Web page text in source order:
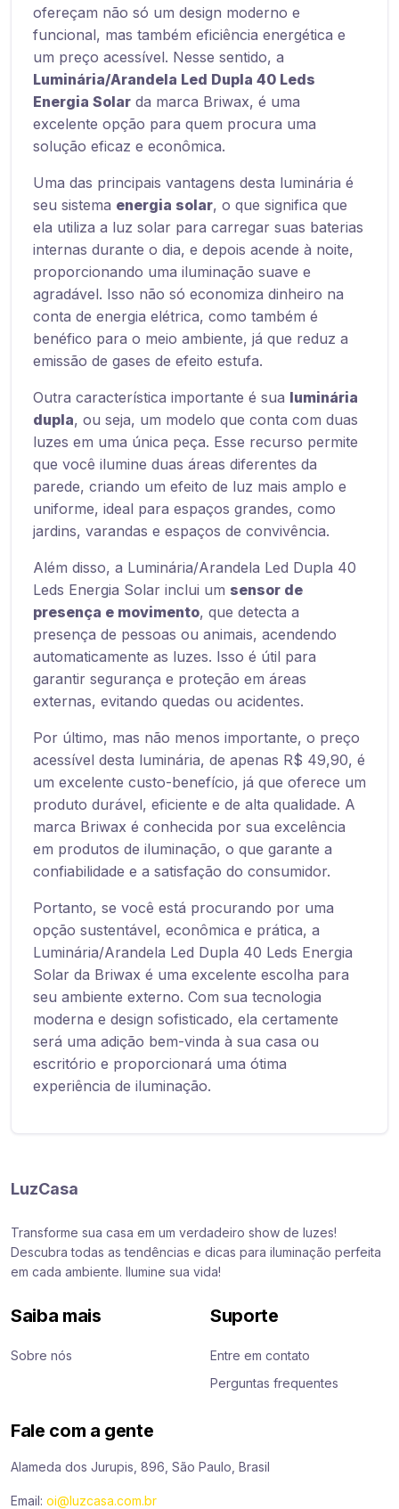
ofereçam não só um design moderno e
funcional, mas também eficiência energética e
um preço acessível. Nesse sentido, a
Luminária/Arandela Led Dupla 40 Leds
Energia Solar da marca Briwax, é uma
excelente opção para quem procura uma
solução eficaz e econômica.
Uma das principais vantagens desta luminária é
seu sistema energia solar, o que significa que
ela utiliza a luz solar para carregar suas baterias
internas durante o dia, e depois acende à noite,
proporcionando uma iluminação suave e
agradável. Isso não só economiza dinheiro na
conta de energia elétrica, como também é
benéfico para o meio ambiente, já que reduz a
emissão de gases de efeito estufa.
Outra característica importante é sua luminária
dupla, ou seja, um modelo que conta com duas
luzes em uma única peça. Esse recurso permite
que você ilumine duas áreas diferentes da
parede, criando um efeito de luz mais amplo e
uniforme, ideal para espaços grandes, como
jardins, varandas e espaços de convivência.
Além disso, a Luminária/Arandela Led Dupla 40
Leds Energia Solar inclui um sensor de
presença e movimento, que detecta a
presença de pessoas ou animais, acendendo
automaticamente as luzes. Isso é útil para
garantir segurança e proteção em áreas
externas, evitando quedas ou acidentes.
Por último, mas não menos importante, o preço
acessível desta luminária, de apenas R$ 49,90, é
um excelente custo-benefício, já que oferece um
produto durável, eficiente e de alta qualidade. A
marca Briwax é conhecida por sua excelência
em produtos de iluminação, o que garante a
confiabilidade e a satisfação do consumidor.
Portanto, se você está procurando por uma
opção sustentável, econômica e prática, a
Luminária/Arandela Led Dupla 40 Leds Energia
Solar da Briwax é uma excelente escolha para
seu ambiente externo. Com sua tecnologia
moderna e design sofisticado, ela certamente
será uma adição bem-vinda à sua casa ou
escritório e proporcionará uma ótima
experiência de iluminação.
LuzCasa
Transforme sua casa em um verdadeiro show de luzes!
Descubra todas as tendências e dicas para iluminação perfeita
em cada ambiente. Ilumine sua vida!
Saiba mais
Sobre nós
Suporte
Entre em contato
Perguntas frequentes
Fale com a gente
Alameda dos Jurupis, 896, São Paulo, Brasil
Email: oi@luzcasa.com.br